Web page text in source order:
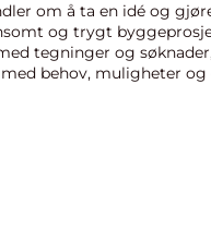
om å ta en idé og
og trygt
tegninger og
behov, muligheter og